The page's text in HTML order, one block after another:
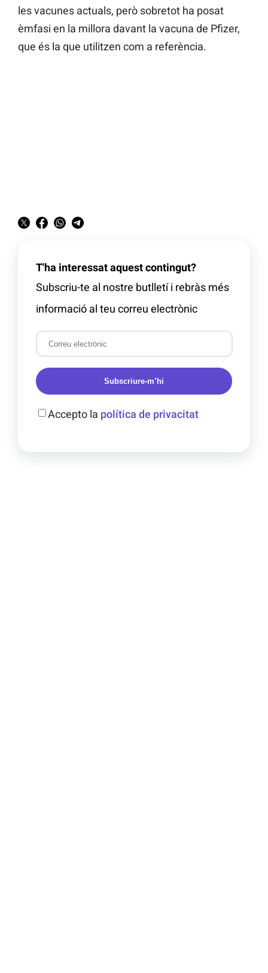
les vacunes actuals, però sobretot ha posat
èmfasi en la millora davant la vacuna de Pfizer,
que és la que utilitzen com a referència.
T'ha interessat aquest contingut?
Subscriu-te al nostre butlletí i rebràs més
informació al teu correu electrònic
Subscriure-m’hi
Accepto la política de privacitat